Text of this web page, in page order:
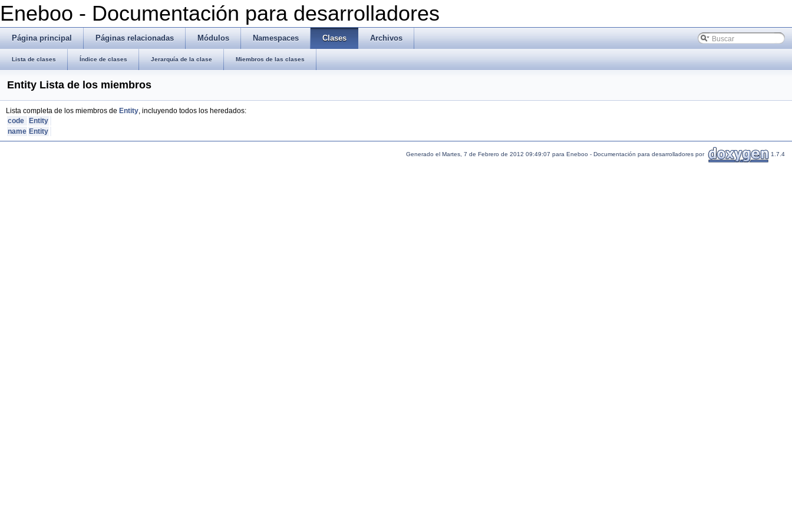
Eneboo - Documentación para desarrolladores
Página principal Páginas relacionadas Módulos Namespaces Clases Archivos
Lista de clases Índice de clases Jerarquía de la clase Miembros de las clases
Entity Lista de los miembros
Lista completa de los miembros de Entity, incluyendo todos los heredados:
code
Entity
name Entity
Generado el Martes, 7 de Febrero de 2012 09:49:07 para Eneboo - Documentación para desarrolladores por 1.7.4